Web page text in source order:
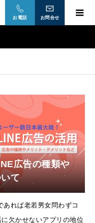
お電話 お問合せ
広告の種類や
て
あれば老若男女問わずコ
欠かせないアプリの地位